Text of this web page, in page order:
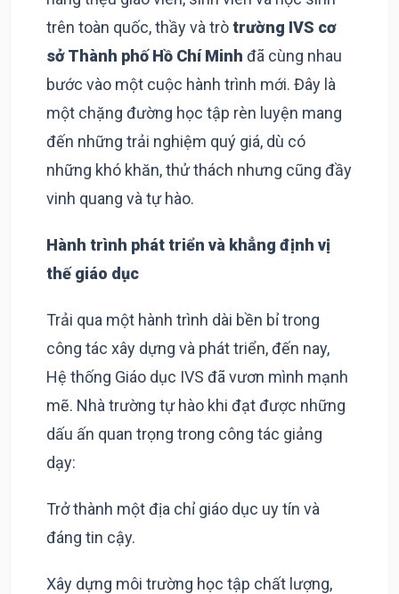
trên toàn quốc, thầy và tròtrường IVS cơ
sở Thành phố Hồ Chí Minh đã cùng nhau
bước vào một cuộc hành trình mới. Đây là
một chặng đường học tập rèn luyện mang
đến những trải nghiệm quý giá, dù có
những khó khăn, thử thách nhưng cũng đầy
vinh quang và tự hào.
Hành trình phát triển và khẳng định vị
thế giáo dục
Trải qua một hành trình dài bền bỉ trong
công tác xây dựng và phát triển, đến nay,
Hệ thống Giáo dục IVS đã vươn mình mạnh
mẽ. Nhà trường tự hào khi đạt được những
dấu ấn quan trọng trong công tác giảng
dạy:
Trở thành một địa chỉ giáo dục uy tín và
đáng tin cậy.
Xây dựng môi trường học tập chất lượng,